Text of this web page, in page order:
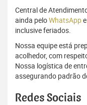
Central de
ainda peloWhatsApp
inclusive feriados.
Nossa equipe está
acolhedor, com
Nossa logística de
assegurando padrão
Redes Sociais